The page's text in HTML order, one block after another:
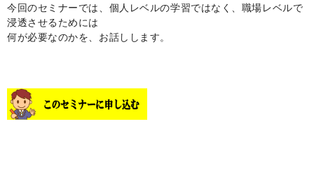
今回のセミナーでは、個人レベルの学習ではなく、職場レベルで
浸透させるためには
何が必要なのかを、お話しします。